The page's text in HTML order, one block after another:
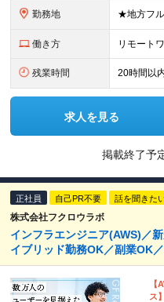
勤務地
働き方 リモート
残業時間 20時間以
求人を見る
掲載終了予
正社員 自己PR不要 話を聞きた
株式会社フクロウラボ
インフラエンジニア(AWS)／
イブリッド勤務OK／副業OK
【
ス